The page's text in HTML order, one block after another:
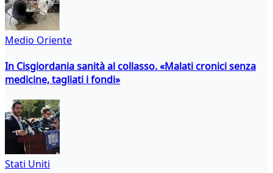
Medio Oriente
In Cisgiordania sanità al collasso. «Malati cronici senza
medicine, tagliati i fondi»
Stati Uniti